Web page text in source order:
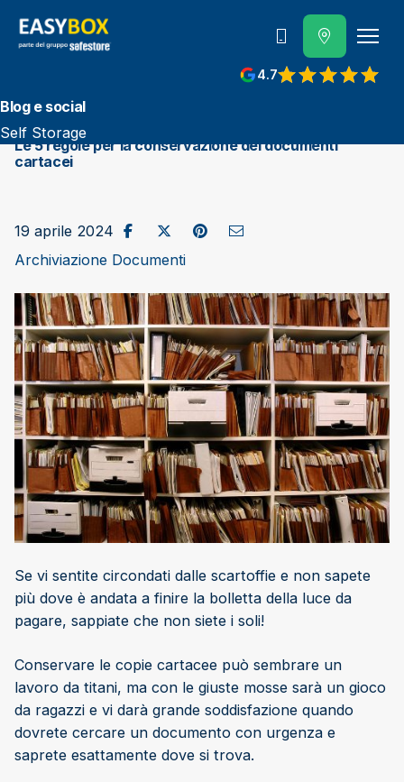
4.7
View reviews on Google
800 202 662
Blog e social
Self Storage
Le 5 regole per la conservazione dei documenti
cartacei
19 aprile 2024Condividi su Facebook
Pubblica su X/Twitter
Condividi su Pinterest
Invia come e-mail
Archiviazione Documenti
Se vi sentite circondati dalle scartoffie e non sapete
più dove è andata a finire la bolletta della luce da
pagare, sappiate che non siete i soli!
Conservare le copie cartacee può sembrare un
lavoro da titani, ma con le giuste mosse sarà un gioco
da ragazzi e vi darà grande soddisfazione quando
dovrete cercare un documento con urgenza e
saprete esattamente dove si trova.